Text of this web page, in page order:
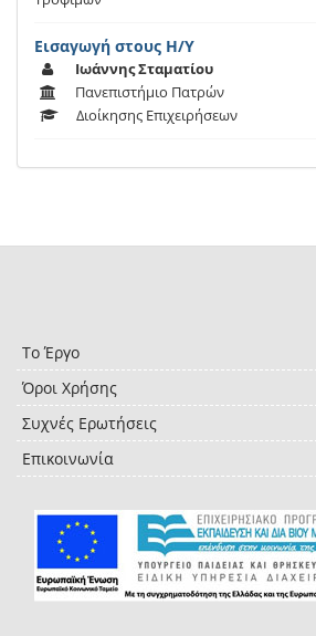
Εισαγωγή στους Η/Υ
Ιωάννης Σταματίου
Πανεπιστήμιο Πατρών
Διοίκησης Επιχειρήσεων
Το Έργο
Όροι Χρήσης
Συχνές Ερωτήσεις
Επικοινωνία